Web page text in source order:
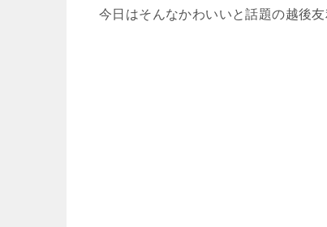
今日はそんなかわいいと話題の越後